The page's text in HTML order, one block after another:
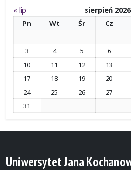
« lip sierpień 2026
Pn
Wt Śr Cz
3
4 5 6
10
11 12 13
17
18 19 20
24
25 26 27
31
Uniwersytet Jana